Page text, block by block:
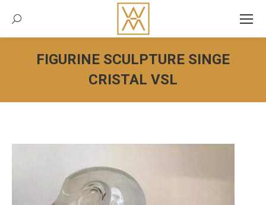
Recherche:
FIGURINE SCULPTURE SINGE
CRISTAL VSL
Vous êtes ici :